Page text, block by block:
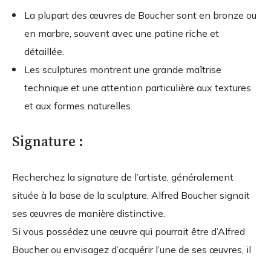
La plupart des œuvres de Boucher sont en bronze ou
en marbre, souvent avec une patine riche et
détaillée.
Les sculptures montrent une grande maîtrise
technique et une attention particulière aux textures
et aux formes naturelles.
Signature :
Recherchez la signature de l’artiste, généralement
située à la base de la sculpture. Alfred Boucher signait
ses œuvres de manière distinctive.
Si vous possédez une œuvre qui pourrait être d’Alfred
Boucher ou envisagez d’acquérir l’une de ses œuvres, il